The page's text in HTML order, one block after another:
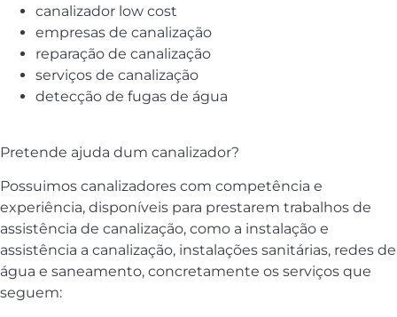
canalizador low cost
empresas de canalização
reparação de canalização
serviços de canalização
detecção de fugas de água
Pretende ajuda dum canalizador?
Possuimos canalizadores com competência e
experiência, disponíveis para prestarem trabalhos de
assistência de canalização, como a instalação e
assistência a canalização, instalações sanitárias, redes de
água e saneamento, concretamente os serviços que
seguem: